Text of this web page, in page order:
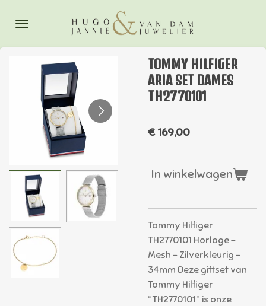
direct
hoofdinhoud
TOMMY HILFIGER
ARIA SET DAMES
TH2770101
€ 169,00
In winkelwagen
Tommy Hilfiger
TH2770101 Horloge -
Mesh - Zilverkleurig -
34mm Deze giftset van
Tommy Hilfiger
“TH2770101” is onze